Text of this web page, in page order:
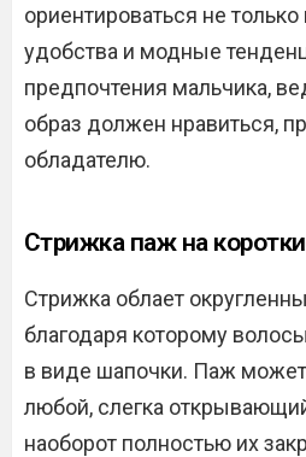
ориентироваться не
удобства и модные
предпочтения мальчика,
образ должен нравиться,
обладателю.
Стрижка паж на
Стрижка облает
благодаря которому
в виде шапочки. Паж
любой, слегка
наоборот полностью их